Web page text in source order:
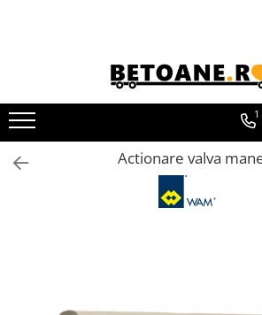
AUTOBETONIERE STETTER
AUTOBETONIERE LIEBHERR
AUTOBETONIERE CIFA
AUTOBETONIERE KARENA
AUTOBETONIERE INTERMIX
1
Actionare valva